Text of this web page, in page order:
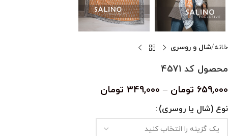
خانه شال و روسری
محصول کد 4571
659,000 تومان –
349,000 تومان
نوع (شال یا روسری)